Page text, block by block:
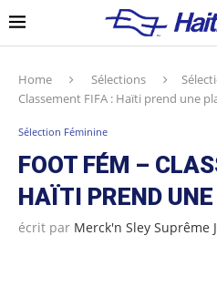
Home Sélections
Classement FIFA : Haïti prend une
Sélection Féminine
FOOT FÉM –
HAÏTI PREND
écrit par Merck'n Sley Suprême